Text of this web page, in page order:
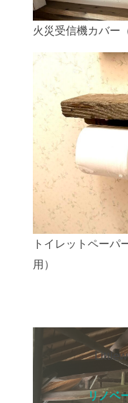
火災受信機カバー
トイレットペーパ
用）
リノベ